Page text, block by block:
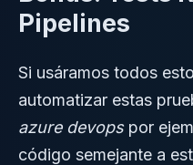
Pipelines
Si usáramos todos
automatizar estas
azure devopspor
código semejante a